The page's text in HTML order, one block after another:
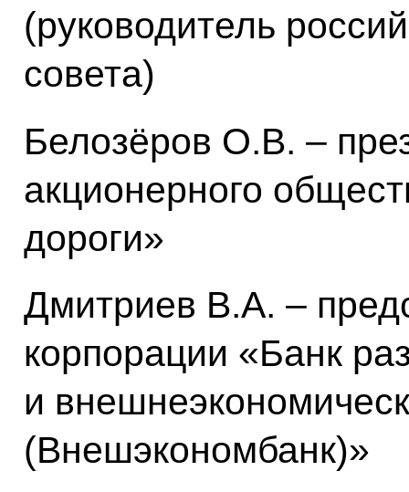
(руководитель
совета)
Белозёров О.В. –
акционерного
дороги»
Дмитриев В.А. –
корпорации «Банк
и
(Внешэкономбанк)»